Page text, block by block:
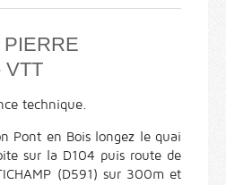
PIERRE
VTT
technique.
Pont en Bois longez le quai
sur la D104 puis route de
(D591) sur 300m et